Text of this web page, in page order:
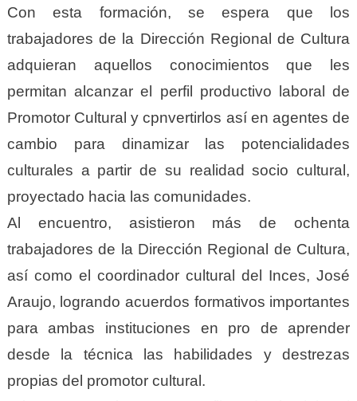
Con esta formación, se espera que los
trabajadores de la Dirección Regional de Cultura
adquieran aquellos conocimientos que les
permitan alcanzar el perfil productivo laboral de
Promotor Cultural y cpnvertirlos así en agentes de
cambio para dinamizar las potencialidades
culturales a partir de su realidad socio cultural,
proyectado hacia las comunidades.
Al encuentro, asistieron más de ochenta
trabajadores de la Dirección Regional de Cultura,
así como el coordinador cultural del Inces, José
Araujo, logrando acuerdos formativos importantes
para ambas instituciones en pro de aprender
desde la técnica las habilidades y destrezas
propias del promotor cultural.